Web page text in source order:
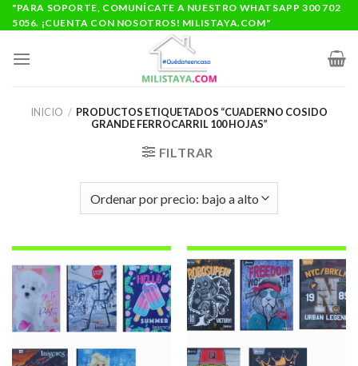
Saltar
al
"PARA SOPORTE, COMUNÍCATE A NUESTRO WHATSAPP 300 702
5056. ¡CUENTA CON NOSOTROS! MILISTAYA.COM"
INICIO / PRODUCTOS ETIQUETADOS “CUADERNO COSIDO
GRANDE FERROCARRIL 100 HOJAS”
FILTRAR